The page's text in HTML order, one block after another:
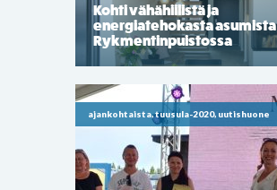
Kohti vähähiilistä ja
energiatehokasta asumista
Rykmentinpuistossa
ajankohtaista, tuusula-2020, uutishuone